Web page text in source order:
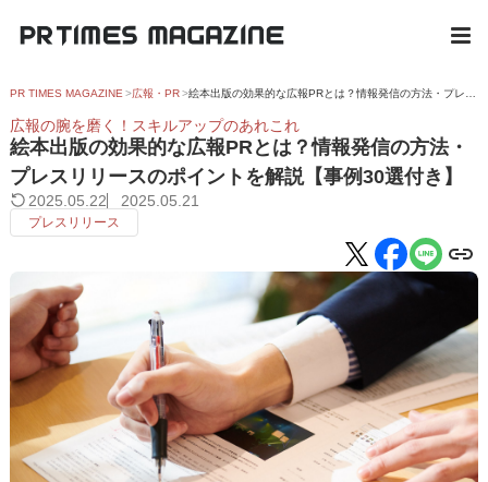
PR TIMES MAGAZINE 広報・PR
広報の腕を磨く！スキルアップのあれこれ
絵本出版の効果的な広報PRとは？情報発信の方法・
プレスリリースのポイントを解説【事例30選付き】
2025.05.22 2025.05.21
プレスリリース